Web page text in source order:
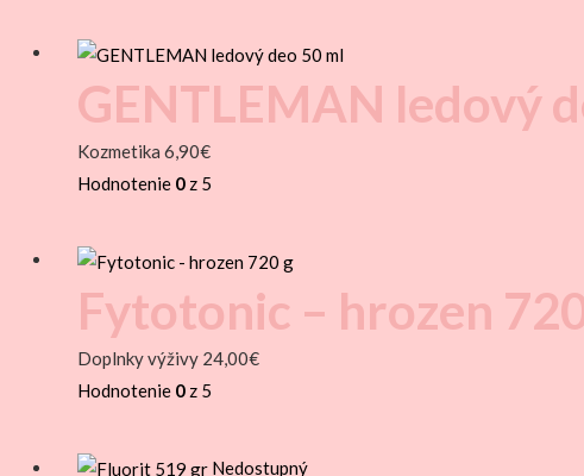
GENTLEMAN ledový
Kozmetika 6,90€
Hodnotenie 0 z 5
Fytotonic – hrozen
Doplnky výživy 24,00€
Hodnotenie 0 z 5
Nedostupný